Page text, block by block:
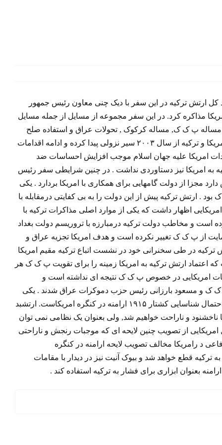
کل ارتش ترکیه در این سفر با دیک چنی معاون رئیس جمهور
مذاکره کرد. در این سفر مجموعه از مسایل از جمله مسایل
, مساله پ ک ک, مساله کرکوک , تحولات عراق و استفاده صلح
آمیز ایران از انرژی هسته ای گفتگو شد . این سفر در شرایطی صورت گرفت که روابط امریکا و ترکیه از سال ۲۰۰۳ سیر نزولی پیدا کرده و ادامه اقدامات
امریکا علیه جهان اسلام موجب افزایش احساسات ضد
به امریکا نیز دستاوردی نداشت . در چنین شرایطی سفر رئیس
مجزا از دولت گامهایی برای همکاری با امریکا بردارد . یکی
. ارتش ترکیه پیش از این دولت را به بی کفایتی درمقابله با
اظهار داشت که یکی از موارد اصلی مذاکرات ترکیه با
است و مخاطب دولت ترکیه درمبارزه با تروریسم دولت بغداد
از پ ک ک تغییر نکرده است و هدف امریکا تجزیه عراق و
در طی سخنرانی خود در نشست اتباع ترکیه مقیم امریکا
اعتماد ارتش ترکیه به امریکا زمینه را برای تقویت پ ک ک هر
امریکایی در خصوص پ ک ک نتیجه ای نداشته است و
پ ک ک و مسعود بارزانی رئیس حزب دموکرات عراق شدند . یکی
دیگر از مسایلی که در سفر رئیس ستاد مشترک ارتش ترکیه به امریکا مطرح شد مساله احتمال شناسایی کشتار ۱۹۱۵ ارامنه در کنگره امریکاست. ارتشبد
و ناراحت خواهیم شد, ولی بعنوان یک نظامی نمی توان
از تصویب چنین لایحه ای که موجبات رنجش و ناراحتی
د رامریکا مخالف تصویب لایحه ارامنه در کنگره
ترکیه قطع خواهد شد و بیوک آنیت نیز در دیدار با مقامات